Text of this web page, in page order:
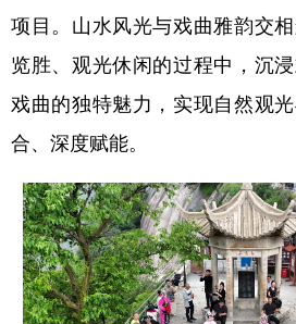
项目。山水风光与戏曲雅韵交
览胜、观光休闲的过程中，沉
戏曲的独特魅力，实现自然观
合、深度赋能。